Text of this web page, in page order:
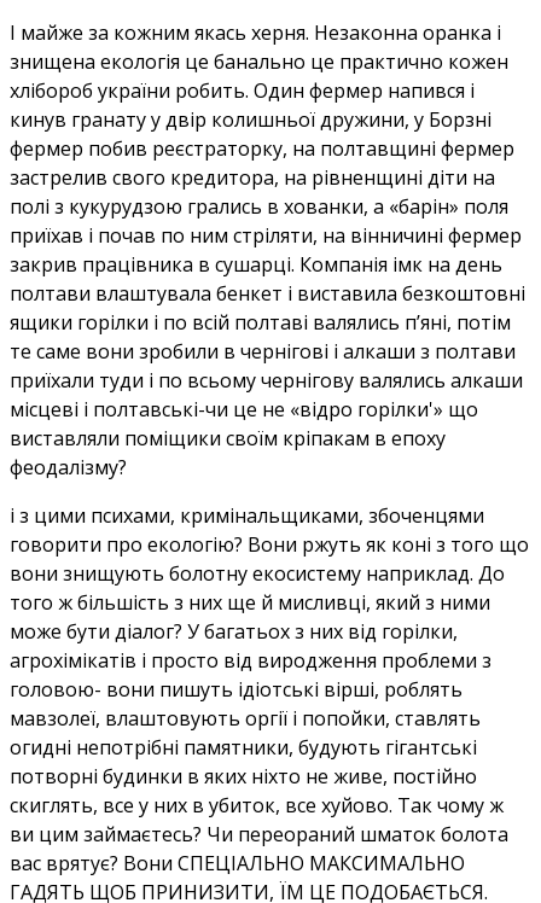
І майже за кожним якась херня. Незаконна оранка і
знищена екологія це банально це практично кожен
хлібороб україни робить. Один фермер напився і
кинув гранату у двір колишньої дружини, у Борзні
фермер побив реєстраторку, на полтавщині фермер
застрелив свого кредитора, на рівненщині діти на
полі з кукурудзою грались в хованки, а «барін» поля
приїхав і почав по ним стріляти, на вінничині фермер
закрив працівника в сушарці. Компанія імк на день
полтави влаштувала бенкет і виставила безкоштовні
ящики горілки і по всій полтаві валялись п’яні, потім
те саме вони зробили в чернігові і алкаши з полтави
приїхали туди і по всьому чернігову валялись алкаши
місцеві і полтавські-чи це не «відро горілки'» що
виставляли поміщики своїм кріпакам в епоху
феодалізму?
і з цими психами, кримінальщиками, збоченцями
говорити про екологію? Вони ржуть як коні з того що
вони знищують болотну екосистему наприклад. До
того ж більшість з них ще й мисливці, який з ними
може бути діалог? У багатьох з них від горілки,
агрохімікатів і просто від виродження проблеми з
головою- вони пишуть ідіотські вірші, роблять
мавзолеї, влаштовують оргії і попойки, ставлять
огидні непотрібні памятники, будують гігантські
потворні будинки в яких ніхто не живе, постійно
скиглять, все у них в убиток, все хуйово. Так чому ж
ви цим займаєтесь? Чи переораний шматок болота
вас врятує? Вони СПЕЦІАЛЬНО МАКСИМАЛЬНО
ГАДЯТЬ ЩОБ ПРИНИЗИТИ, ЇМ ЦЕ ПОДОБАЄТЬСЯ.